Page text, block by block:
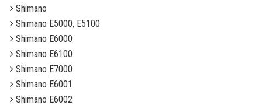
Shimano
Shimano E5000, E5100
Shimano E6000
Shimano E6100
Shimano E7000
Shimano E6001
Shimano E6002